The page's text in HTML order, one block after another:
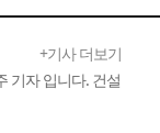
+기사 더보기
기자 입니다. 건설